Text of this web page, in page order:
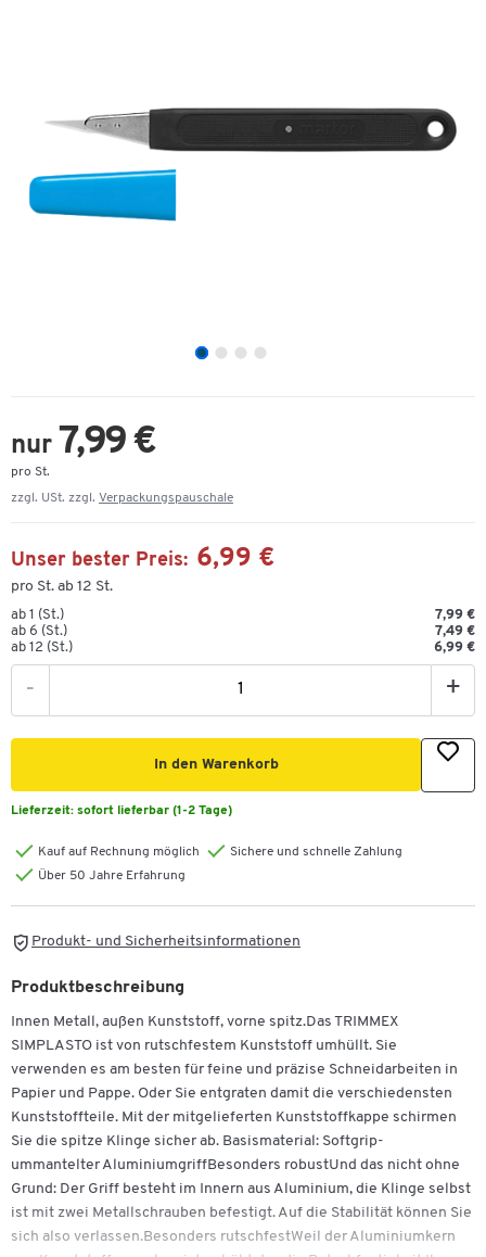
nur 7,99 €
pro St.
zzgl. USt. zzgl. Verpackungspauschale
Unser bester Preis: 6,99 €
pro St. ab 12 St.
ab 1 (St.)
7,99 €
ab 6 (St.)
7,49 €
ab 12 (St.)
6,99 €
- +
In den Warenkorb
Lieferzeit: sofort lieferbar (1-2 Tage)
Kauf auf Rechnung möglich
Sichere und schnelle Zahlung
Über 50 Jahre Erfahrung
Produkt- und Sicherheitsinformationen
Produktbeschreibung
Innen Metall, außen Kunststoff, vorne spitz.Das TRIMMEX
SIMPLASTO ist von rutschfestem Kunststoff umhüllt. Sie
verwenden es am besten für feine und präzise Schneidarbeiten in
Papier und Pappe. Oder Sie entgraten damit die verschiedensten
Kunststoffteile. Mit der mitgelieferten Kunststoffkappe schirmen
Sie die spitze Klinge sicher ab. Basismaterial: Softgrip-
ummantelter AluminiumgriffBesonders robustUnd das nicht ohne
Grund: Der Griff besteht im Innern aus Aluminium, die Klinge selbst
ist mit zwei Metallschrauben befestigt. Auf die Stabilität können Sie
sich also verlassen.Besonders rutschfestWeil der Aluminiumkern